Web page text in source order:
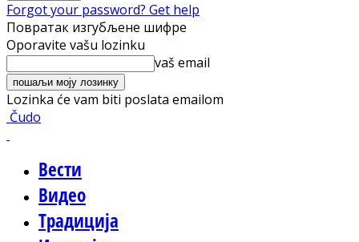
Forgot your password? Get help
Повратак изгубљене шифре
Oporavite vašu lozinku
vaš email
Lozinka će vam biti poslata emailom
Čudo
Вести
Видео
Традиција